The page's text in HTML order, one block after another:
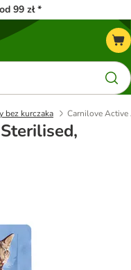
99 zł *
bez kurczaka Carnilove